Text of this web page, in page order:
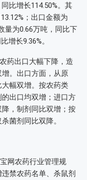
比增长114.50%。其
；出口金额为
量为0.66万吨，同比下
增长9.36%。
药出口大幅下降，造
。出口方面，从原
幅双增。按农药类
出口均双增；进口方
，制剂同比双增；按
菌剂同比双降。
网农药行业管理规
禁农药名单、杀鼠剂